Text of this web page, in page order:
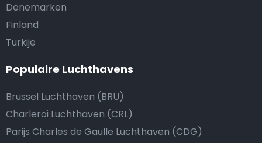
Denemarken
Finland
Turkije
Populaire Luchthavens
Brussel Luchthaven (BRU)
Charleroi Luchthaven (CRL)
Parijs Charles de Gaulle Luchthaven (CDG)